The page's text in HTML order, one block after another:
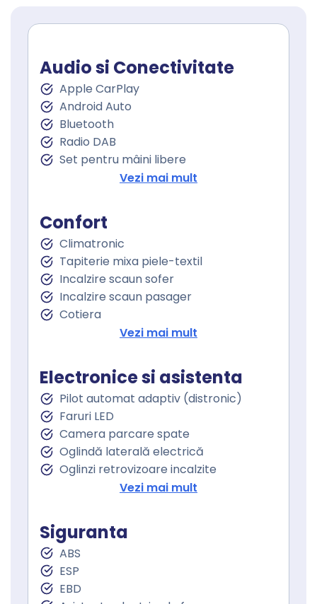
Audio si Conectivitate
Apple CarPlay
Android Auto
Bluetooth
Radio DAB
Set pentru mâini libere
Vezi mai mult
Confort
Climatronic
Tapiterie mixa piele-textil
Incalzire scaun sofer
Incalzire scaun pasager
Cotiera
Cotiera spate
Volan cu comenzi
Volan multifunctional
Volan cu schimbator de viteze
Senzor ploaie
Geamuri fata electrice
Geamuri spate electrice
Geamuri cu tenta
Vezi mai mult
Electronice si asistenta
Pilot automat adaptiv (distronic)
Faruri LED
Camera parcare spate
Oglindă laterală electrică
Oglinzi retrovizoare incalzite
Asistenta la franare
Control coborare rampa
Asistent staionare in rampa
Spalare faruri
Lumini de zi
Lumini de zi LED
Vezi mai mult
Siguranta
ABS
ESP
EBD